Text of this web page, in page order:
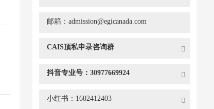
邮箱：admission@egicanada.com
CAIS顶私申录咨询群
抖音专业号：30977669924
小红书：1602412403